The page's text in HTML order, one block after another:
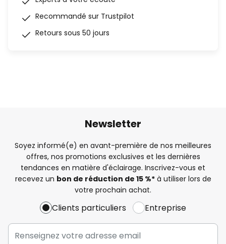
Recommandé sur Trustpilot
Retours sous 50 jours
Newsletter
Soyez informé(e) en avant-première de nos meilleures
offres, nos promotions exclusives et les dernières
tendances en matière d'éclairage. Inscrivez-vous et
recevez un bon de réduction de 15 %*à utiliser lors de
votre prochain achat.
Clients particuliers Entreprise